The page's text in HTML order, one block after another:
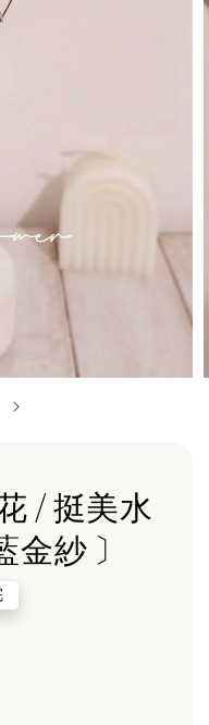
/ 挺美水
紗 〕